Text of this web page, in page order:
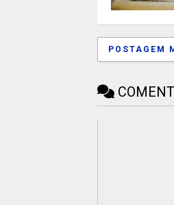
POSTAGEM